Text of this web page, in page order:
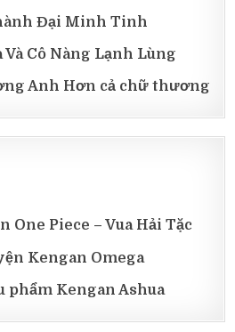
Đại Minh Tinh
Và Cô Nàng Lạnh Lùng
Anh Hơn cả chữ thương
One Piece – Vua Hải Tặc
Kengan Omega
phẩm Kengan Ashua